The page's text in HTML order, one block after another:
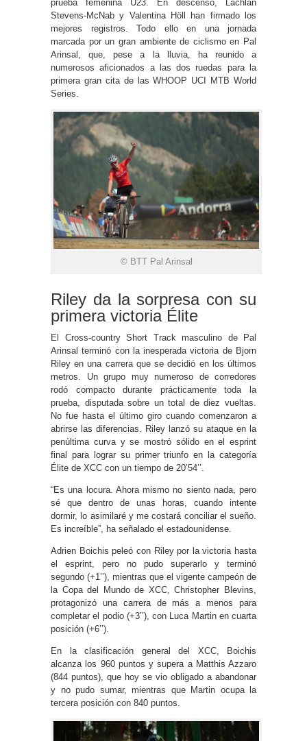
prueba femenina U23. En descenso, Lachlan
Stevens-McNab y Valentina Höll han firmado los
mejores registros. Todo ello en una jornada
marcada por un gran ambiente de ciclismo en Pal
Arinsal, que, pese a la lluvia, ha reunido a
numerosos aficionados a las dos ruedas para la
primera gran cita de las WHOOP UCI MTB World
Series.
© BTT Pal Arinsal
Riley da la sorpresa con su
primera victoria Élite
El Cross-country Short Track masculino de Pal
Arinsal terminó con la inesperada victoria de Bjorn
Riley en una carrera que se decidió en los últimos
metros. Un grupo muy numeroso de corredores
rodó compacto durante prácticamente toda la
prueba, disputada sobre un total de diez vueltas.
No fue hasta el último giro cuando comenzaron a
abrirse las diferencias. Riley lanzó su ataque en la
penúltima curva y se mostró sólido en el esprint
final para lograr su primer triunfo en la categoría
Élite de XCC con un tiempo de 20’54’’.
“Es una locura. Ahora mismo no siento nada, pero
sé que dentro de unas horas, cuando intente
dormir, lo asimilaré y me costará conciliar el sueño.
Es increíble”, ha señalado el estadounidense.
Adrien Boichis peleó con Riley por la victoria hasta
el esprint, pero no pudo superarlo y terminó
segundo (+1’’), mientras que el vigente campeón de
la Copa del Mundo de XCC, Christopher Blevins,
protagonizó una carrera de más a menos para
completar el podio (+3’’), con Luca Martin en cuarta
posición (+6’’).
En la clasificación general del XCC, Boichis
alcanza los 960 puntos y supera a Matthis Azzaro
(844 puntos), que hoy se vio obligado a abandonar
y no pudo sumar, mientras que Martin ocupa la
tercera posición con 840 puntos.